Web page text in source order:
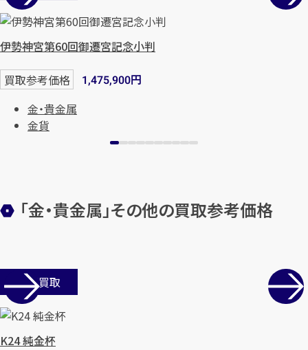
伊勢神宮第60回御遷宮記念小判
買取参考価格 1,475,900円
金・貴金属
金貨
「金・貴金属」その他の買取参考価格
店舗買取
K24 純金杯